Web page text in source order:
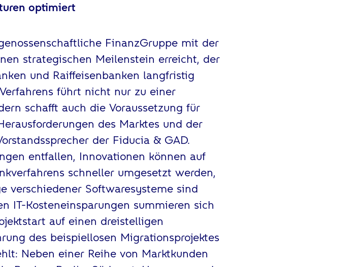
optimiert
FinanzGruppe mit der
strategischen Meilenstein erreicht, der
und Raiffeisenbanken langfristig
führt nicht nur zu einer
schafft auch die Voraussetzung für
des Marktes und der
der Fiducia & GAD.
entfallen, Innovationen können auf
schneller umgesetzt werden,
verschiedener Softwaresysteme sind
IT-Kosteneinsparungen summieren sich
auf einen dreistelligen
des beispiellosen Migrationsprojektes
Neben einer Reihe von Marktkunden